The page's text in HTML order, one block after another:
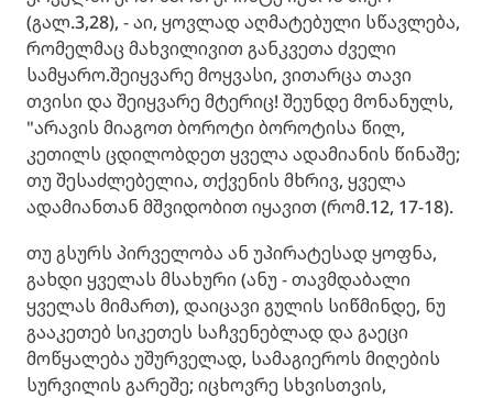
(გალ.3,28), - აი, ყოვლად აღმატებული სწავლება,
რომელმაც მახვილივით განკვეთა ძველი
სამყარო.შეიყვარე მოყვასი, ვითარცა თავი
თვისი და შეიყვარე მტერიც! შეუნდე მონანულს,
"არავის მიაგოთ ბოროტი ბოროტისა წილ,
კეთილს ცდილობდეთ ყველა ადამიანის წინაშე;
თუ შესაძლებელია, თქვენის მხრივ, ყველა
ადამიანთან მშვიდობით იყავით (რომ.12, 17-18).
თუ გსურს პირველობა ან უპირატესად ყოფნა,
გახდი ყველას მსახური (ანუ - თავმდაბალი
ყველას მიმართ), დაიცავი გულის სიწმინდე, ნუ
გააკეთებ სიკეთეს საჩვენებლად და გაეცი
მოწყალება უშურველად, სამაგიეროს მიღების
სურვილის გარეშე; იცხოვრე სხვისთვის,